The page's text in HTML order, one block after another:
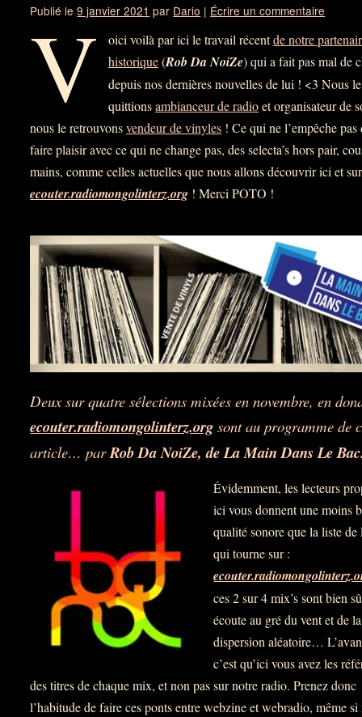
Publié le 9 janvier 2021 par Dario | Écrire un commentaire
V oici voilà par ici le travail récentde notre
historique(Rob Da NoiZe) qui a fait pas mal de
depuis nos dernières nouvelles de lui ! <3 Nous le
quittionsambianceur de radioet organisateur de
nous le retrouvonsvendeur de vinyles ! Ce qui ne l’empêche pas
faire plaisir avec ce qui ne change pas, des selecta’s hors pair,
mains, comme celles actuelles que nous allons découvrir ici et sur
ecouter.radiomongolinterz.org ! Merci POTO !
Deux sur quatre sélections mixées en novembre, en
ecouter.radiomongolinterz.org sont au programme de
article… parRob Da NoiZe, de La Main Dans Le
Évidemment, les lecteurs
ici vous donnent une moins
qualité sonore que la liste de
qui tourne sur :
ces 2 sur 4 mix’s sont bien
écoute au gré du vent et de la
dispersion aléatoire…
c’est qu’ici vous avez les
des titres de chaque mix, et non pas sur notre radio. Prenez donc
l’habitude de faire ces ponts entre webzine et webradio, même si